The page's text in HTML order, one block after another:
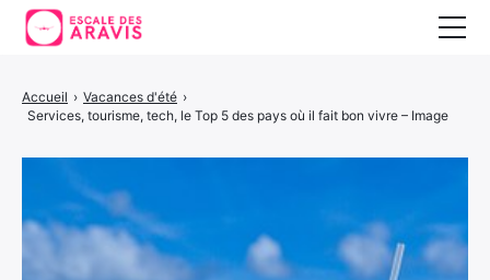
Accueil › Vacances d'été ›
Services, tourisme, tech, le Top 5 des pays où il fait bon vivre – Image
Vacances d’été